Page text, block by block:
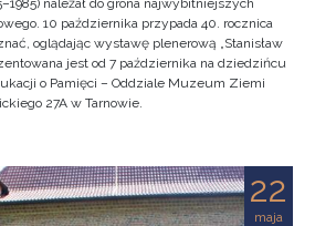
należał do grona najwybitniejszych
10 października przypada 40. rocznica
oglądając wystawę plenerową „Stanisław
jest od 7 października na dziedzińcu
o Pamięci – Oddziale Muzeum Ziemi
27A w Tarnowie.
22
maja